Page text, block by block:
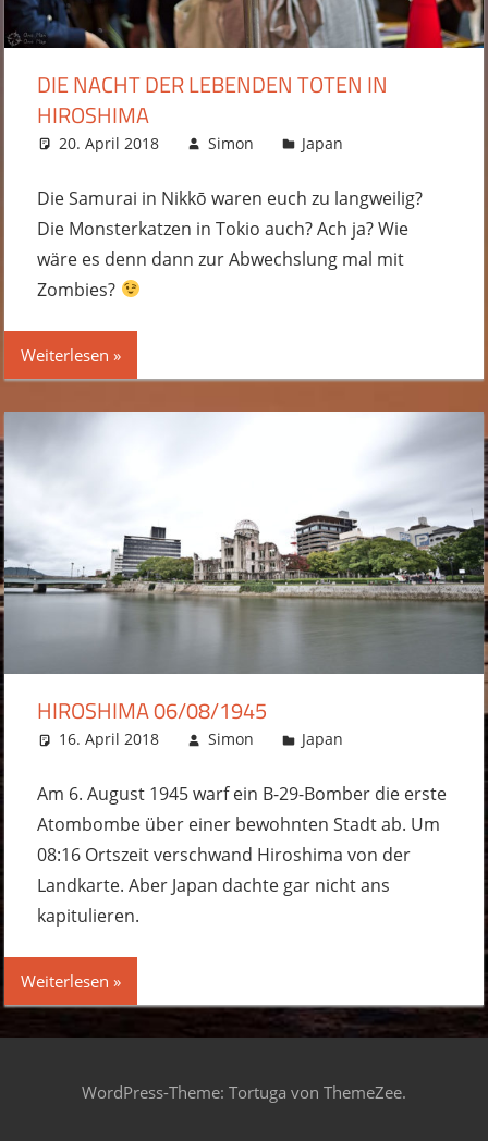
DIE NACHT DER LEBENDEN TOTEN IN
HIROSHIMA
20. April 2018 Simon
Japan
hinterlassen
Die Samurai in Nikkō waren euch zu langweilig?
Die Monsterkatzen in Tokio auch? Ach ja? Wie
wäre es denn dann zur Abwechslung mal mit
Zombies?
Weiterlesen
HIROSHIMA 06/08/1945
16. April 2018 Simon
Japan
hinterlassen
Am 6. August 1945 warf ein B-29-Bomber die erste
Atombombe über einer bewohnten Stadt ab. Um
08:16 Ortszeit verschwand Hiroshima von der
Landkarte. Aber Japan dachte gar nicht ans
kapitulieren.
Weiterlesen
WordPress-Theme: Tortuga von ThemeZee.